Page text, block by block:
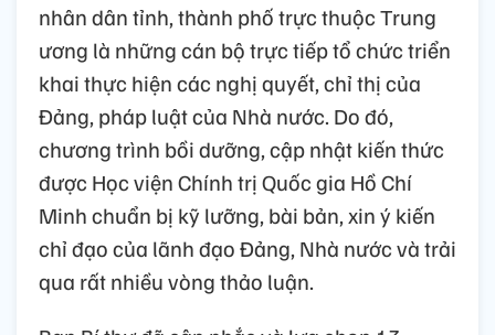
nhân dân tỉnh, thành phố trực thuộc Trung
ương là những cán bộ trực tiếp tổ chức triển
khai thực hiện các nghị quyết, chỉ thị của
Đảng, pháp luật của Nhà nước. Do đó,
chương trình bồi dưỡng, cập nhật kiến thức
được Học viện Chính trị Quốc gia Hồ Chí
Minh chuẩn bị kỹ lưỡng, bài bản, xin ý kiến
chỉ đạo của lãnh đạo Đảng, Nhà nước và trải
qua rất nhiều vòng thảo luận.